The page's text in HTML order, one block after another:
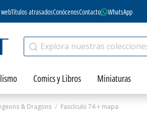
Títulos atrasadosConócenosContacto WhatsApp
Comics y Libros Miniaturas
& Dragons Fascículo 74 + mapa